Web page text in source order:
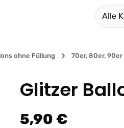
Alle
ohne Füllung 70er, 80er,
Glitzer
Regulärer Preis:
5,90 €